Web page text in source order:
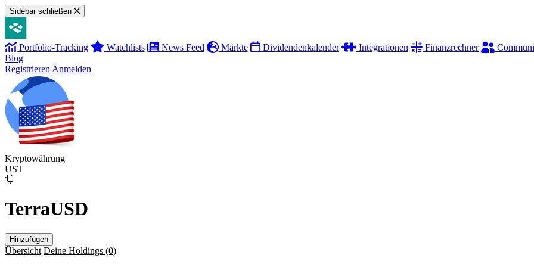
Sidebar schließen
Portfolio-Tracking Watchlists News Feed Märkte Dividendenkalender Integrationen Finanzrechner
Blog
Registrieren Anmelden
Kryptowährung
UST
TerraUSD
Hinzufügen
Übersicht Deine Holdings (0)